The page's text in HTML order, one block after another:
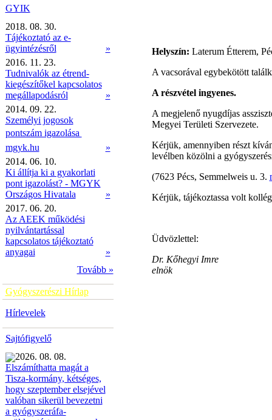
GYIK
2018. 08. 30.
Tájékoztató az e-
ügyintézésről
»
2016. 11. 23.
Tudnivalók az étrend-
kiegészítőkel kapcsolatos
megállapodásról
»
2014. 09. 22.
Személyi jogosok
pontszám igazolása 
mgyk.hu
»
2014. 06. 10.
Ki állítja ki a gyakorlati
pont igazolást? - MGYK
Országos Hivatala
»
2017. 06. 20.
Az AEEK működési
nyilvántartással
kapcsolatos tájékoztató
anyagai
»
Tovább »
Gyógyszerészi Hírlap
Hírlevelek
Sajtófigyelő
2026. 08. 08.
Elszámíthatta magát a
Tisza-kormány, kétséges,
hogy szeptember elsejével
valóban sikerül bevezetni
a gyógyszeráfa-
Helyszín: Laterum Étterem,
A vacsorával egybekötött
A részvétel ingyenes.
A megjelenő nyugdíjas
Megyei Területi Szervezete.
Kérjük, amennyiben részt
levélben közölni a
(7623 Pécs, Semmelweis u. 3.
Kérjük, tájékoztassa volt
Üdvözlettel:
Dr. Kőhegyi Imre
elnök